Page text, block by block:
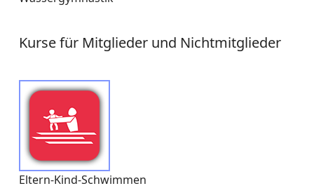
Kurse für Mitglieder und Nichtmitglieder
Eltern-Kind-Schwimmen